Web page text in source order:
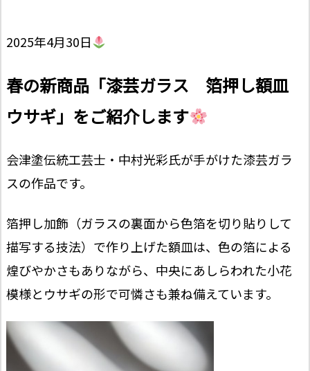
2025年4月30日
春の新商品「漆芸ガラス 箔押し額皿
ウサギ」をご紹介します
会津塗伝統工芸士・中村光彩氏が手がけた漆芸ガラ
スの作品です。
箔押し加飾（ガラスの裏面から色箔を切り貼りして
描写する技法）で作り上げた額皿は、色の箔による
煌びやかさもありながら、中央にあしらわれた小花
模様とウサギの形で可憐さも兼ね備えています。